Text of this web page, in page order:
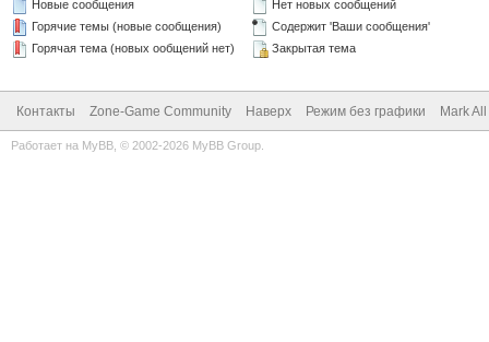
Новые сообщения
Горячие темы (новые сообщения)
Горячая тема (новых ообщений нет)
Нет новых сообщений
Содержит 'Ваши сообщения'
Закрытая тема
Контакты Zone-Game Community Наверх Режим без графики Mark
Работает на MyBB , © 2002-2026 MyBB Group